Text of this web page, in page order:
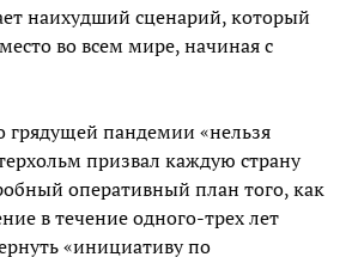
наихудший сценарий, который
во всем мире, начиная с
грядущей пандемии «нельзя
призвал каждую страну
оперативный план того, как
в течение одного-трех лет
«инициативу по